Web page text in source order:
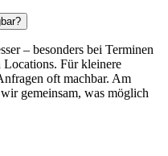
– besonders bei Terminen
Für kleinere
oft machbar. Am
gemeinsam, was möglich